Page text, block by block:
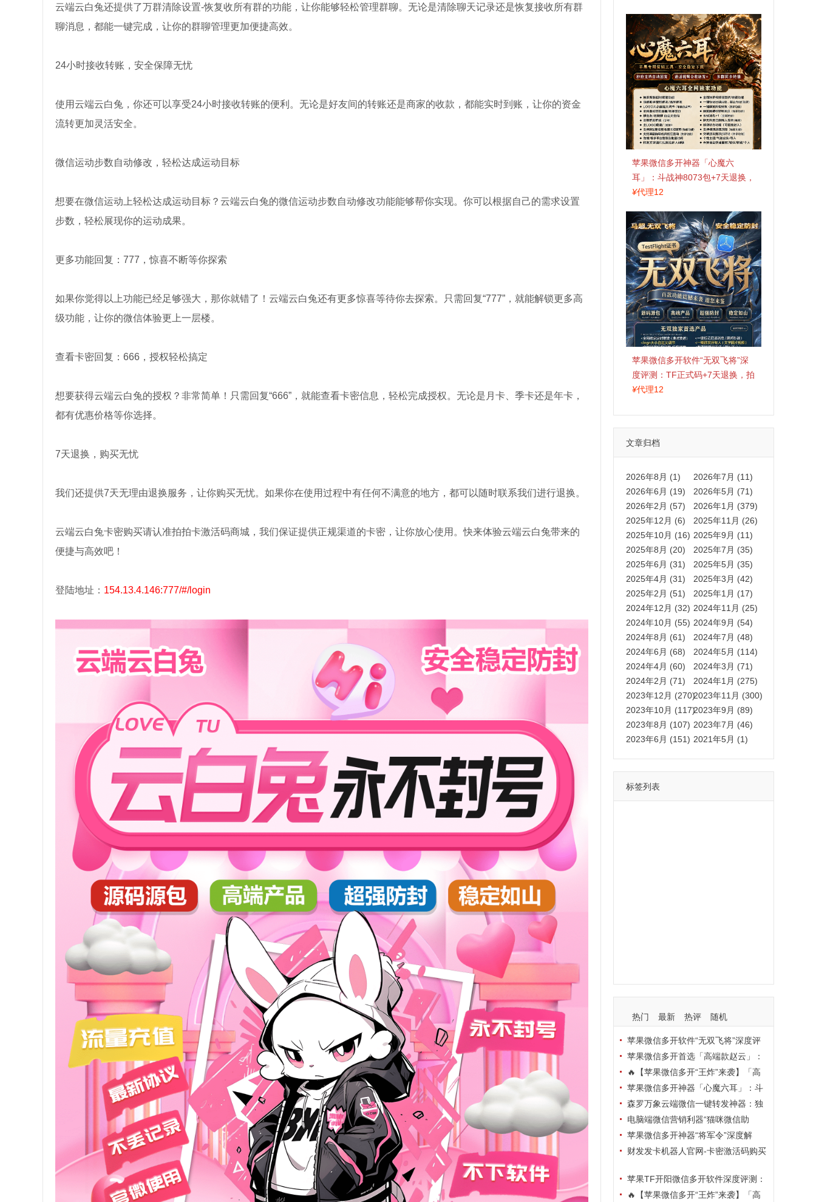
云端云白兔还提供了万群清除设置-恢复收所有群的功能，让你能够轻松管理群聊。无论是清除聊天记录还是恢复接收所有群
聊消息，都能一键完成，让你的群聊管理更加便捷高效。
24小时接收转账，安全保障无忧
使用云端云白兔，你还可以享受24小时接收转账的便利。无论是好友间的转账还是商家的收款，都能实时到账，让你的资金
流转更加灵活安全。
微信运动步数自动修改，轻松达成运动目标
想要在微信运动上轻松达成运动目标？云端云白兔的微信运动步数自动修改功能能够帮你实现。你可以根据自己的需求设置
步数，轻松展现你的运动成果。
更多功能回复：777，惊喜不断等你探索
如果你觉得以上功能已经足够强大，那你就错了！云端云白兔还有更多惊喜等待你去探索。只需回复“777”，就能解锁更多高
级功能，让你的微信体验更上一层楼。
查看卡密回复：666，授权轻松搞定
想要获得云端云白兔的授权？非常简单！只需回复“666”，就能查看卡密信息，轻松完成授权。无论是月卡、季卡还是年卡，
都有优惠价格等你选择。
7天退换，购买无忧
我们还提供7天无理由退换服务，让你购买无忧。如果你在使用过程中有任何不满意的地方，都可以随时联系我们进行退换。
云端云白兔卡密购买请认准拍拍卡激活码商城，我们保证提供正规渠道的卡密，让你放心使用。快来体验云端云白兔带来的
便捷与高效吧！
登陆地址： 154.13.4.146:777/#/login
苹果微信多开神器「心魔六
耳」：斗战神8073包+7天退换，
认准拍拍卡激活码商城
¥代理12
苹果微信多开软件“无双飞将”深
度评测：TF正式码+7天退换，拍
拍卡激活码商城正品保障
¥代理12
文章归档
2026年8月 (1)
2026年7月 (11)
2026年6月 (19)
2026年5月 (71)
2026年2月 (57)
2026年1月 (379)
2025年12月 (6)
2025年11月 (26)
2025年10月 (16) 2025年9月 (11)
2025年8月 (20)
2025年7月 (35)
2025年6月 (31)
2025年5月 (35)
2025年4月 (31)
2025年3月 (42)
2025年2月 (51)
2025年1月 (17)
2024年12月 (32) 2024年11月 (25)
2024年10月 (55) 2024年9月 (54)
2024年8月 (61)
2024年7月 (48)
2024年6月 (68)
2024年5月 (114)
2024年4月 (60)
2024年3月 (71)
2024年2月 (71)
2024年1月 (275)
2023年12月 (270)2023年11月 (300)
2023年10月 (117)2023年9月 (89)
2023年8月 (107) 2023年7月 (46)
2023年6月 (151) 2021年5月 (1)
标签列表
热门 最新 热评 随机
苹果微信多开软件“无双飞将”深度评
测：TF正式码+7天退换，拍拍卡激活
码商城正品保障
苹果微信多开首选「高端款赵云」：
TF正式码+斗战神8073包，7天退换认
准拍拍卡激活码商城
🔥【苹果微信多开“王炸”来袭】「高
端地狱火」—— TF正式码+斗战神807
3包，7天退换，安全防封，多开自由触
手可及！
苹果微信多开神器「心魔六耳」：斗
战神8073包+7天退换，认准拍拍卡激
活码商城
森罗万象云端微信一键转发神器：独
家源码·安全防封·月卡季卡半年卡年卡
授权，7天无理由退换！
电脑端微信营销利器“猫咪微信助
手”深度评测：7大模块功能全解析，多
卡种授权灵活选
苹果微信多开神器“将军令”深度解
析：8073版本包+TF外侧码，微商营销
财发发卡机器人官网-卡密激活码购买
换苹果TF开阳微信多开软件深度评测：
凡尔赛8069包功能全解析，TestFlight
🔥【苹果微信多开“王炸”来袭】「高